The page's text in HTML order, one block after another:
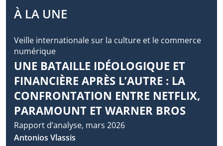
À LA UNE
Veille internationale sur la culture et le commerce
numérique
UNE BATAILLE IDÉOLOGIQUE ET
FINANCIÈRE APRÈS L’AUTRE : LA
CONFRONTATION ENTRE NETFLIX,
PARAMOUNT ET WARNER BROS
Rapport d’analyse, mars 2026
Antonios Vlassis